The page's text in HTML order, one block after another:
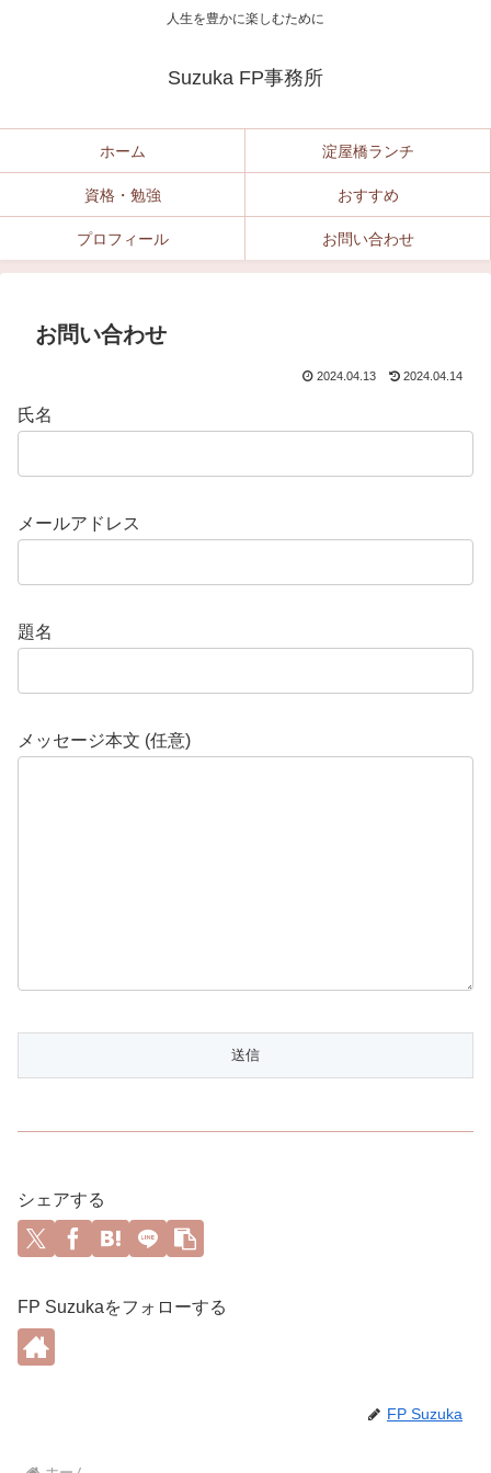
人生を豊かに楽しむために
Suzuka FP事務所
ホーム 淀屋橋ランチ
資格・勉強 おすすめ
プロフィール お問い合わせ
お問い合わせ
2024.04.13 2024.04.14
氏名
メールアドレス
題名
メッセージ本文 (任意)
シェアする
FP Suzukaをフォローする
FP Suzuka